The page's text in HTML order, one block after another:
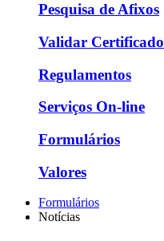
Pesquisa de Afixos
Validar Certificado
Regulamentos
Serviços On-line
Formulários
Valores
Formulários
Notícias